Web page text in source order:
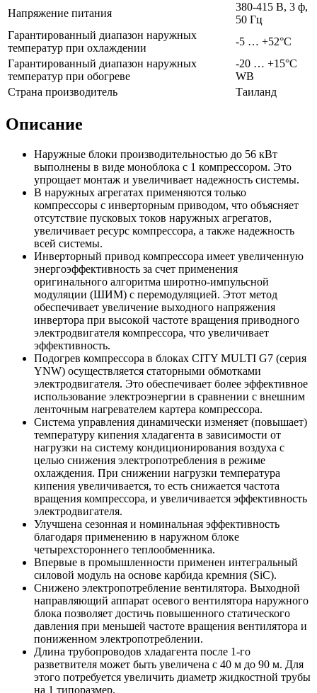
Напряжение питания
380-415 В, 3 ф,
50 Гц
Гарантированный диапазон наружных
температур при охлаждении
-5 … +52°C
Гарантированный диапазон наружных
температур при обогреве
-20 … +15°C
WB
Страна производитель
Таиланд
Описание
Наружные блоки производительностью до 56 кВт
выполнены в виде моноблока с 1 компрессором. Это
упрощает монтаж и увеличивает надежность системы.
В наружных агрегатах применяются только
компрессоры с инверторным приводом, что объясняет
отсутствие пусковых токов наружных агрегатов,
увеличивает ресурс компрессора, а также надежность
всей системы.
Инверторный привод компрессора имеет увеличенную
энергоэффективность за счет применения
оригинального алгоритма широтно-импульсной
модуляции (ШИМ) с перемодуляцией. Этот метод
обеспечивает увеличение выходного напряжения
инвертора при высокой частоте вращения приводного
электродвигателя компрессора, что увеличивает
эффективность.
Подогрев компрессора в блоках CITY MULTI G7 (серия
YNW) осуществляется статорными обмотками
электродвигателя. Это обеспечивает более эффективное
использование электроэнергии в сравнении с внешним
ленточным нагревателем картера компрессора.
Система управления динамически изменяет (повышает)
температуру кипения хладагента в зависимости от
нагрузки на систему кондиционирования воздуха с
целью снижения электропотребления в режиме
охлаждения. При снижении нагрузки температура
кипения увеличивается, то есть снижается частота
вращения компрессора, и увеличивается эффективность
электродвигателя.
Улучшена сезонная и номинальная эффективность
благодаря применению в наружном блоке
четырехстороннего теплообменника.
Впервые в промышленности применен интегральный
силовой модуль на основе карбида кремния (SiC).
Снижено электропотребление вентилятора. Выходной
направляющий аппарат осевого вентилятора наружного
блока позволяет достичь повышенного статического
давления при меньшей частоте вращения вентилятора и
пониженном электропотреблении.
Длина трубопроводов хладагента после 1-го
разветвителя может быть увеличена с 40 м до 90 м. Для
этого потребуется увеличить диаметр жидкостной трубы
на 1 типоразмер.